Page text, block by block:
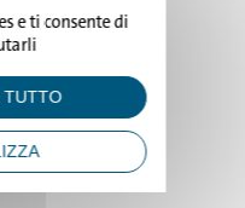
e ti consente di
TUTTO